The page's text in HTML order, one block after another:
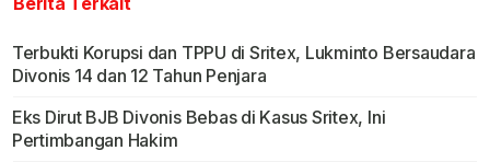
Terbukti Korupsi dan TPPU di Sritex, Lukminto Bersaudara
Divonis 14 dan 12 Tahun Penjara
Eks Dirut BJB Divonis Bebas di Kasus Sritex, Ini
Pertimbangan Hakim